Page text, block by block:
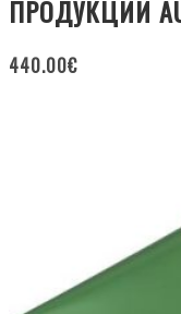
ПРОДУКЦИИ
440.00€